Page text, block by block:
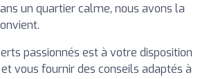
un quartier calme, nous avons la
passionnés est à votre disposition
vous fournir des conseils adaptés à